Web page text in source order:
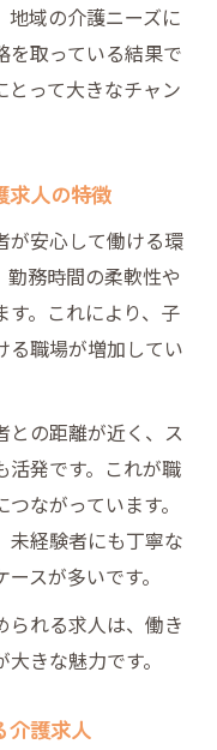
勤務条件を解説
サポート内容
人の特徴とは
探すポイント
人の探し方
る介護求人の特
介護求人の魅力
サポート体制解
職の魅力
できる理由
地域の介護ニーズに
を取っている結果で
とって大きなチャン
求人の特徴
が安心して働ける環
務時間の柔軟性や
す。これにより、子
る職場が増加してい
との距離が近く、ス
活発です。これが職
ながっています。
未経験者にも丁寧な
スが多いです。
られる求人は、働き
きな魅力です。
介護求人